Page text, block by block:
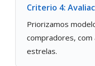
Criterio 4:
Priorizamos
compradores, com
estrelas.